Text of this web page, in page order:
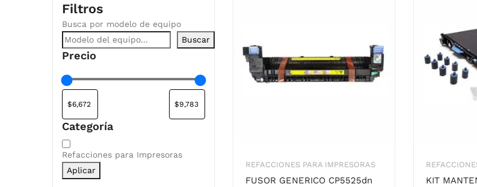
REFACCIONES PARA IMPRESORAS
FUSOR GENERICO CP5525dn
KIT
Filtros
Busca por modelo de equipo
Buscar
Precio
Categoría
Categoría
Refacciones para Impresoras
Aplicar